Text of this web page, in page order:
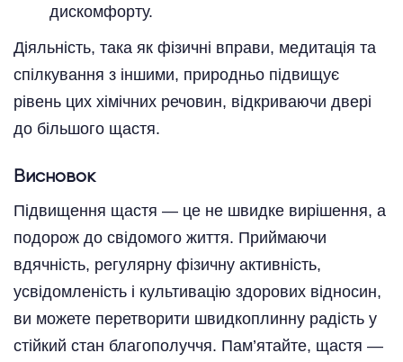
дискомфорту.
Діяльність, така як фізичні вправи, медитація та
спілкування з іншими, природньо підвищує
рівень цих хімічних речовин, відкриваючи двері
до більшого щастя.
Висновок
Підвищення щастя — це не швидке вирішення, а
подорож до свідомого життя. Приймаючи
вдячність, регулярну фізичну активність,
усвідомленість і культивацію здорових відносин,
ви можете перетворити швидкоплинну радість у
стійкий стан благополуччя. Пам’ятайте, щастя —